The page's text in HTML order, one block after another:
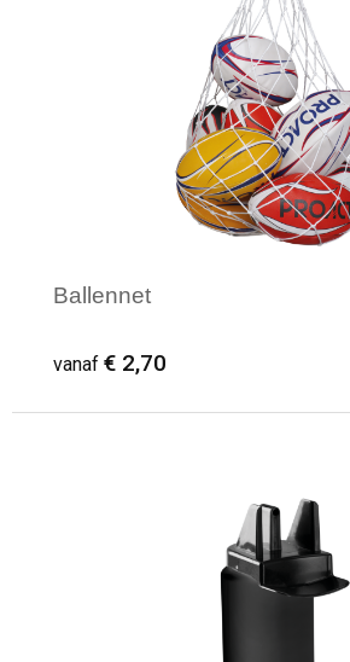
Ballennet
vanaf € 2,70